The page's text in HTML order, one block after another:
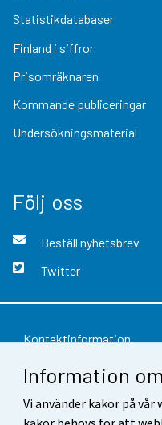
Information
Vi använder kakor på
Statistikdatabaser
Finland i siffror
Prisomräknaren
Kommande publiceringar
Undersökningsmaterial
Följ oss
Beställ nyhetsbrev
Twitter
Kontaktinformation
Respons
Användarvillkor